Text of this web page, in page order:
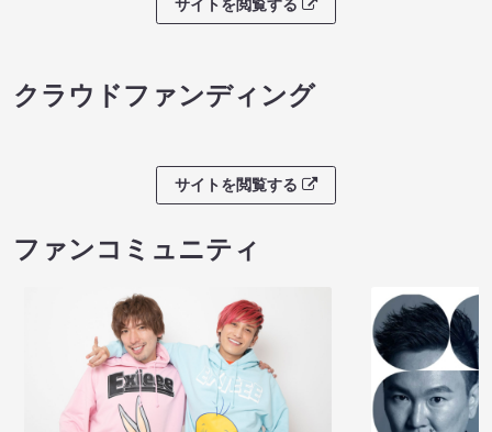
サイトを閲覧する
クラウドファンディング
サイトを閲覧する
ファンコミュニティ